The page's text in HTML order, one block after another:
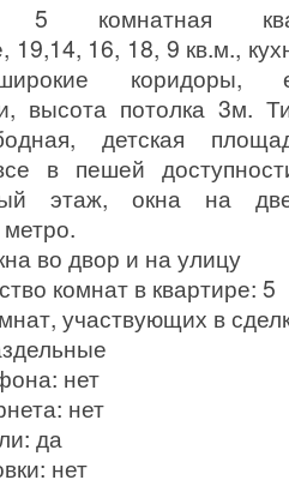
5 комнатная
19,14, 16, 18, 9 кв.м.,
коридоры,
высота потолка 3м.
детская
в пешей
этаж, окна на
во двор и на улицу
комнат в квартире: 5
участвующих в
нет
нет
да
нет